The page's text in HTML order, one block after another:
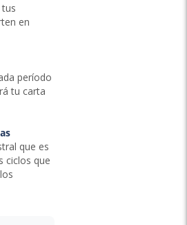
en
período
tu carta
que es
ciclos que